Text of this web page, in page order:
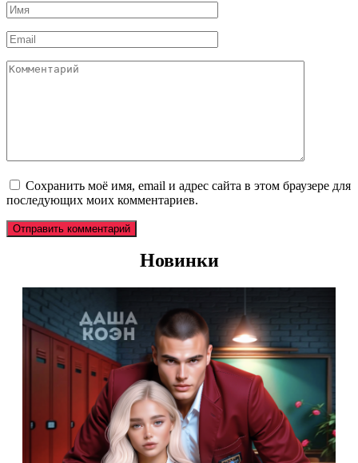
Имя
*
Email
*
Комментарий
Сохранить моё имя, email и адрес сайта в этом браузере для
последующих моих комментариев.
Новинки